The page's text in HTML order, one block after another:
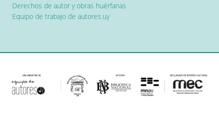
Derechos de autor y obras huérfanas
Equipo de trabajo de autores.uy